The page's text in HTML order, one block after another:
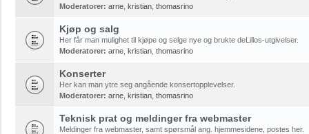
Moderatorer: arne kristian thomasrino
Kjøp og salg
Her får man mulighet til kjøpe og selge nye og brukte deLillos-utgivelser.
Moderatorer: arne kristian thomasrino
Konserter
Her kan man ytre seg angående konsertopplevelser.
Moderatorer: arne kristian thomasrino
Teknisk prat og meldinger fra webmaster
Meldinger fra webmaster, samt spørsmål ang. hjemmesidene, postes her.